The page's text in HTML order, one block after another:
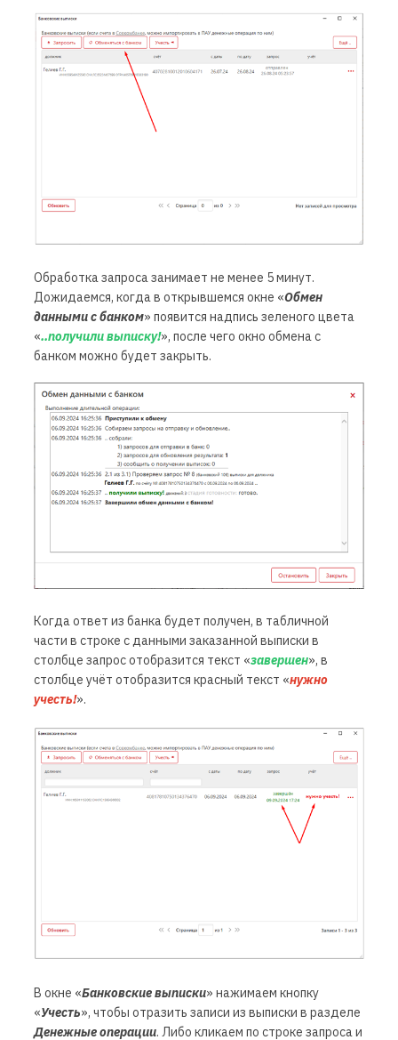
Обработка запроса занимает не менее 5 минут.
Дожидаемся, когда в открывшемся окне «Обмен
данными с банком» появится надпись зеленого цвета
«..получили выписку!», после чего окно обмена с
банком можно будет закрыть.
Когда ответ из банка будет получен, в табличной
части в строке с данными заказанной выписки в
столбце запросотобразится текст «завершен», в
столбце учёт отобразится красный текст «нужно
учесть!».
В окне «Банковские выписки» нажимаем кнопку
«Учесть», чтобы отразить записи из выписки в разделе
Денежные операции. Либо кликаем по строке запроса и